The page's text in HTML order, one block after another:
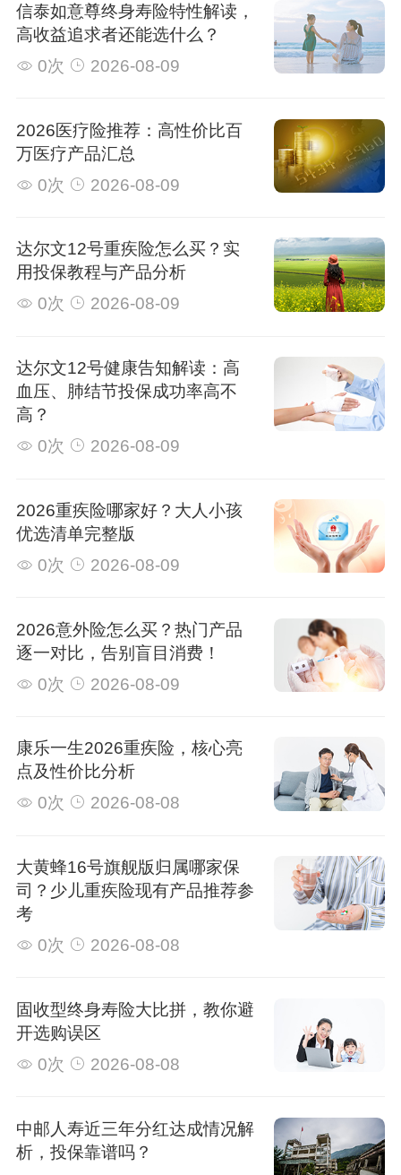
信泰如意尊终身寿险特性解读，
高收益追求者还能选什么？
0次
2026-08-09
2026医疗险推荐：高性价比百
万医疗产品汇总
0次
2026-08-09
达尔文12号重疾险怎么买？实
用投保教程与产品分析
0次
2026-08-09
达尔文12号健康告知解读：高
血压、肺结节投保成功率高不
高？
0次
2026-08-09
2026重疾险哪家好？大人小孩
优选清单完整版
0次
2026-08-09
2026意外险怎么买？热门产品
逐一对比，告别盲目消费！
0次
2026-08-09
康乐一生2026重疾险，核心亮
点及性价比分析
0次
2026-08-08
大黄蜂16号旗舰版归属哪家保
司？少儿重疾险现有产品推荐参
考
0次
2026-08-08
固收型终身寿险大比拼，教你避
开选购误区
0次
2026-08-08
中邮人寿近三年分红达成情况解
析，投保靠谱吗？